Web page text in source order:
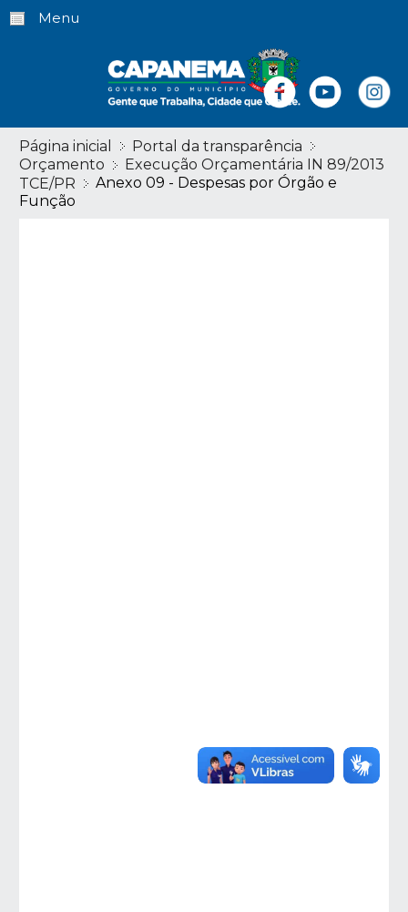
Menu
Página inicial
Portal da transparência
Orçamento
Execução Orçamentária IN 89/2013
TCE/PR
Anexo 09 - Despesas por Órgão e
Função